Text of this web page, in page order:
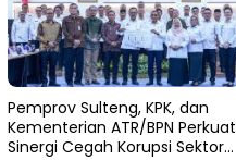
Pemprov Sulteng, KPK, dan
Kementerian ATR/BPN Perkuat
Sinergi Cegah Korupsi Sektor